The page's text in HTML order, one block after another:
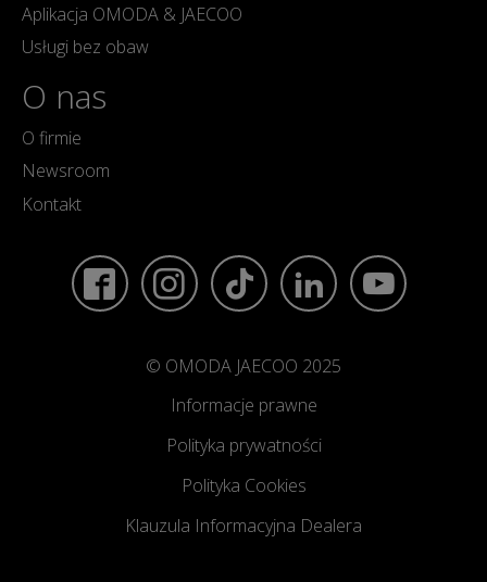
Aplikacja OMODA & JAECOO
Usługi bez obaw
O nas
O firmie
Newsroom
Kontakt
© OMODA JAECOO 2025
Informacje prawne
Polityka prywatności
Polityka Cookies
Klauzula Informacyjna Dealera